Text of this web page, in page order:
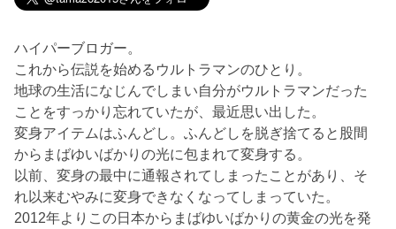
ハイパーブロガー。
これから伝説を始めるウルトラマンのひとり。
地球の生活になじんでしまい自分がウルトラマンだった
ことをすっかり忘れていたが、最近思い出した。
変身アイテムはふんどし。ふんどしを脱ぎ捨てると股間
からまばゆいばかりの光に包まれて変身する。
以前、変身の最中に通報されてしまったことがあり、そ
れ以来むやみに変身できなくなってしまっていた。
2012年よりこの日本からまばゆいばかりの黄金の光を発